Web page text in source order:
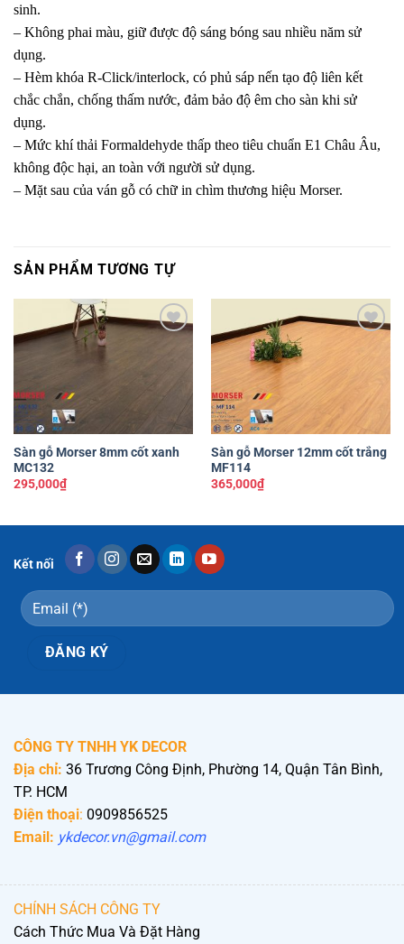
sinh.
– Không phai màu, giữ được độ sáng bóng sau nhiều năm sử
dụng.
– Hèm khóa R-Click/interlock, có phủ sáp nến tạo độ liên kết
chắc chắn, chống thấm nước, đảm bảo độ êm cho sàn khi sử
dụng.
– Mức khí thải Formaldehyde thấp theo tiêu chuẩn E1 Châu Âu,
không độc hại, an toàn với người sử dụng.
– Mặt sau của ván gỗ có chữ in chìm thương hiệu Morser.
SẢN PHẨM TƯƠNG TỰ
Sàn gỗ Morser 8mm cốt xanh
MC132
295,000₫
Sàn gỗ Morser 12mm cốt trắng
MF114
365,000₫
Kết nối
CÔNG TY TNHH YK DECOR
Địa chỉ: 36 Trương Công Định, Phường 14, Quận Tân Bình,
TP. HCM
Điện thoại: 0909856525
Email: ykdecor.vn@gmail.com
CHÍNH SÁCH CÔNG TY
Cách Thức Mua Và Đặt Hàng